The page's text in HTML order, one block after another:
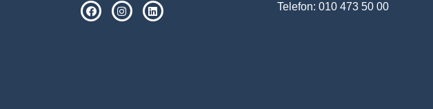
SPSM på Facebook
SPSM på Instagram Telefon: 010 473 50 00